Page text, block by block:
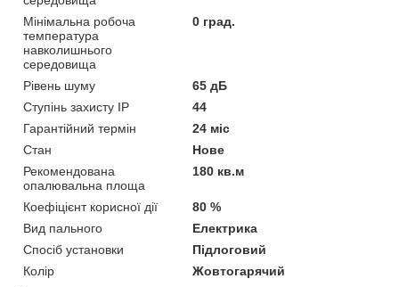
Мінімальна робоча
температура
навколишнього
середовища
0 град.
Рівень шуму
65 дБ
Ступінь захисту IP
44
Гарантійний термін
24 міс
Стан
Нове
Рекомендована
опалювальна площа
180 кв.м
Коефіцієнт корисної дії
80 %
Вид пального
Електрика
Спосіб установки
Підлоговий
Колір
Жовтогарячий